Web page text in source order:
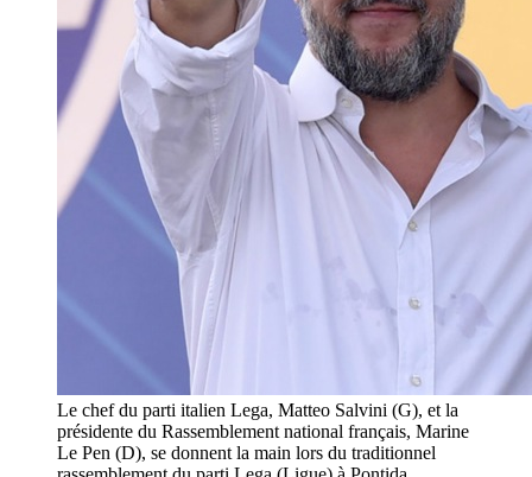
Le chef du parti italien Lega, Matteo Salvini (G), et la
présidente du Rassemblement national français, Marine
Le Pen (D), se donnent la main lors du traditionnel